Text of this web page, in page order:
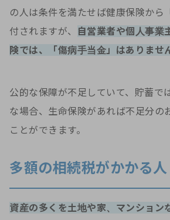
の人は条件を満たせば健康保険から
付されますが、
自営業者や個人事業
険では、「傷病手当金」はありませ
公的な保障が不足していて、貯蓄で
な場合、生命保険があれば不足分の
ことができます。
多額の相続税がかかる人
資産の多くを土地や家、マンション